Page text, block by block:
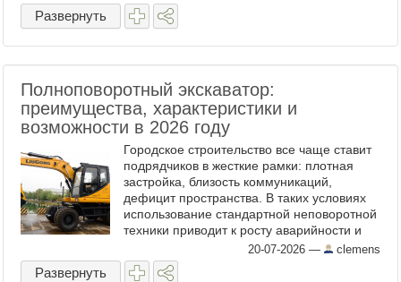
Видеотоп
ежедневных поездок, семейных
маршрутов и периодических ...
Развернуть
Полноповоротный экскаватор:
преимущества, характеристики и
возможности в 2026 году
Городское строительство все чаще ставит
подрядчиков в жесткие рамки: плотная
застройка, близость коммуникаций,
дефицит пространства. В таких условиях
использование стандартной неповоротной
техники приводит к росту аварийности и
затягиванию сроков сдачи объектов.
Главным решением ...
20-07-2026 — clemens
Развернуть